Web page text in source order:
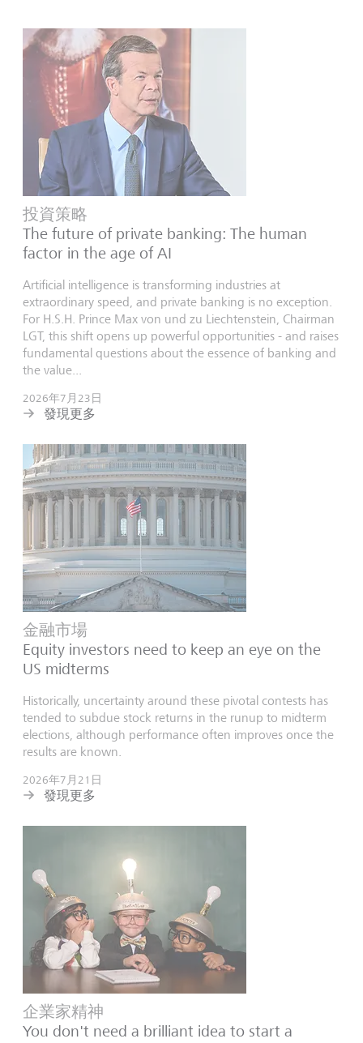
投資策略
The future of private banking: The human
factor in the age of AI
Artificial intelligence is transforming industries at
extraordinary speed, and private banking is no exception.
For H.S.H. Prince Max von und zu Liechtenstein, Chairman
LGT, this shift opens up powerful opportunities - and raises
fundamental questions about the essence of banking and
the value...
2026年7月23日
發現更多
金融市場
Equity investors need to keep an eye on the
US midterms
Historically, uncertainty around these pivotal contests has
tended to subdue stock returns in the runup to midterm
elections, although performance often improves once the
results are known.
2026年7月21日
發現更多
企業家精神
You don't need a brilliant idea to start a